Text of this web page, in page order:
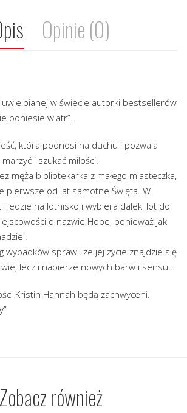
Opinie (0)
uwielbianej w świecie autorki bestsellerów
poniesie wiatr”.
która podnosi na duchu i pozwala
i szukać miłości.
męża bibliotekarka z małego miasteczka,
pierwsze od lat samotne Święta. W
jedzie na lotnisko i wybiera daleki lot do
o nazwie Hope, ponieważ jak
wypadków sprawi, że jej życie znajdzie się
lecz i nabierze nowych barw i sensu…
Kristin Hannah będą zachwyceni.
Zobacz również